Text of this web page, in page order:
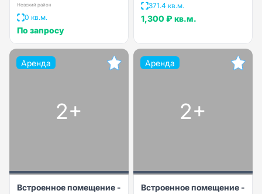
Невский район
0 кв.м.
По запросу
371.4 кв.м.
1,300 ₽ кв.м.
Аренда
2+
Встроенное помещение -
Аренда
2+
Встроенное помещение -